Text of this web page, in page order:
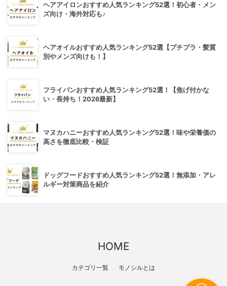
ヘアアイロンおすすめ人気ランキング52選！初心者・メン
ズ向け・海外対応も♪
ヘアオイルおすすめ人気ランキング52選【プチプラ・髪質
別やメンズ向けも！】
フライパンおすすめ人気ランキング52選！【焦げ付かな
い・長持ち！2026最新】
マヌカハニーおすすめ人気ランキング52選！味や栄養価の
高さを徹底比較・検証
ドッグフードおすすめ人気ランキング52選！無添加・アレ
ルギー対策商品を紹介
HOME
カテゴリ一覧 モノシルとは